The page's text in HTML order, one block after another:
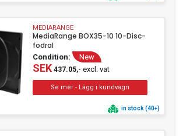
MEDIARANGE
MediaRange BOX35-10 10-Disc-
fodral
Condition: New
SEK437.05,- excl. vat
in stock (40+)